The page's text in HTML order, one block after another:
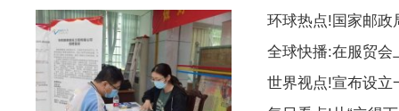
环球热点!国家邮政
全球快播:在服贸会
世界视点!宣布设立